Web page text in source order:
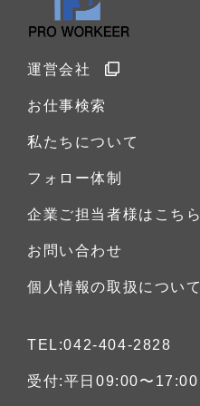
運営会社
お仕事検索
私たちについて
フォロー体制
企業ご担当者様はこちら
お問い合わせ
個人情報の取扱について
TEL:042-404-2828
受付:平日09:00〜17:00